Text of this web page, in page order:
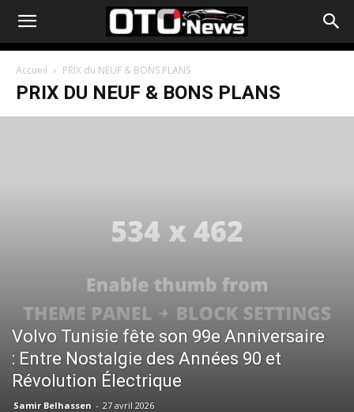
Accueil PRIX du NEUF & BONS PLANS
PRIX DU NEUF & BONS PLANS
Volvo Tunisie fête son 99e Anniversaire
: Entre Nostalgie des Années 90 et
Révolution Électrique
Samir Belhassen - 27 avril 2026